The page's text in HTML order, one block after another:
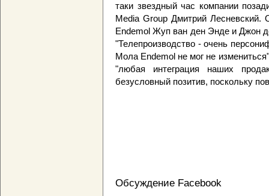
таки звездный час компании
Media Group Дмитрий Лесневский.
Endemol Жуп ван ден Энде и Джон
"Телепроизводство - очень
Мола Endemol не мог не
"любая интеграция наших
безусловный позитив, поскольку
Обсуждение Facebook